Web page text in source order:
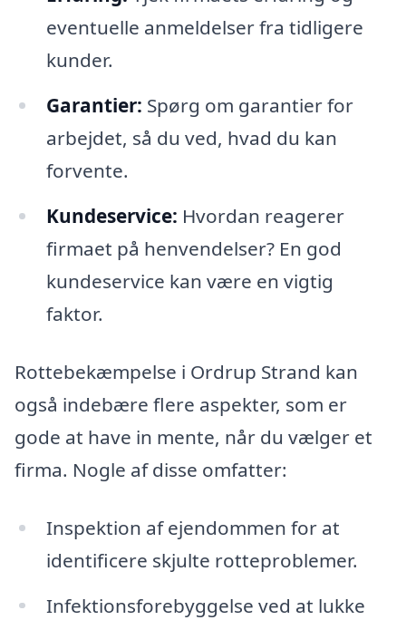
eventuelle anmeldelser fra tidligere
kunder.
Garantier: Spørg om garantier for
arbejdet, så du ved, hvad du kan
forvente.
Kundeservice: Hvordan reagerer
firmaet på henvendelser? En god
kundeservice kan være en vigtig
faktor.
Rottebekæmpelse i Ordrup Strand kan
også indebære flere aspekter, som er
gode at have in mente, når du vælger et
firma. Nogle af disse omfatter:
Inspektion af ejendommen for at
identificere skjulte rotteproblemer.
Infektionsforebyggelse ved at lukke